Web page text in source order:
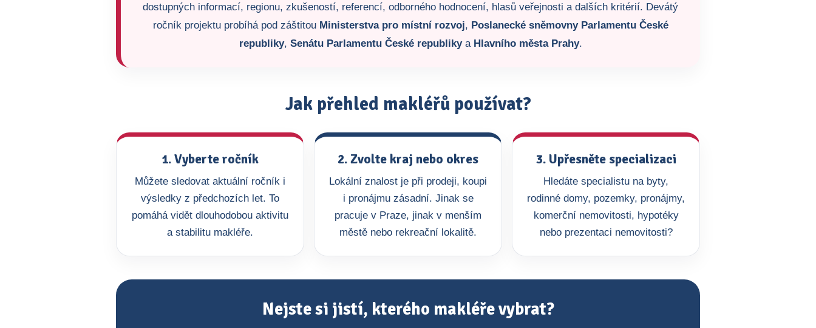
dostupných informací, regionu, zkušeností, referencí, odborného hodnocení, hlasů veřejnosti a dalších kritérií. Devátý
ročník projektu probíhá pod záštitou Ministerstva pro místní rozvoj, Poslanecké sněmovny Parlamentu České
republiky, Senátu Parlamentu České republikya Hlavního města Prahy.
Jak přehled makléřů používat?
1. Vyberte ročník
Můžete sledovat aktuální ročník i
výsledky z předchozích let. To
pomáhá vidět dlouhodobou aktivitu
a stabilitu makléře.
2. Zvolte kraj nebo okres
Lokální znalost je při prodeji, koupi
i pronájmu zásadní. Jinak se
pracuje v Praze, jinak v menším
městě nebo rekreační lokalitě.
3. Upřesněte specializaci
Hledáte specialistu na byty,
rodinné domy, pozemky, pronájmy,
komerční nemovitosti, hypotéky
nebo prezentaci nemovitosti?
Nejste si jistí, kterého makléře vybrat?